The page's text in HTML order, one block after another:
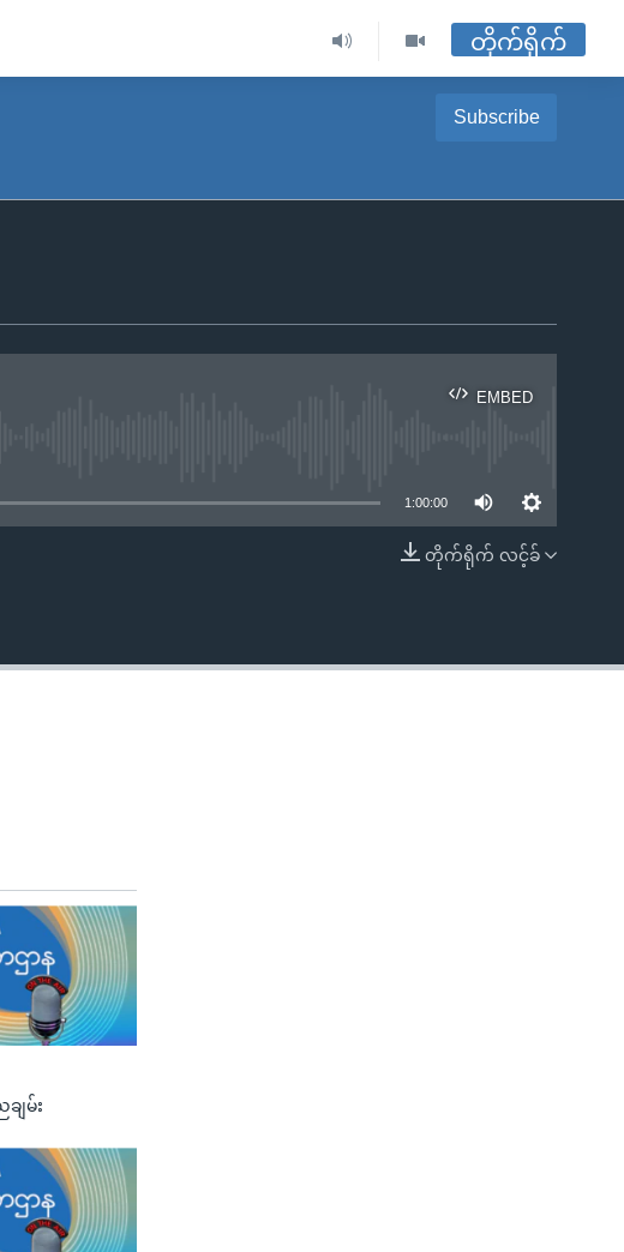
တိုက်ရိုက်
Subscribe
EMBED
EMBED
1:00:00
တိုက်ရိုက် လင့်ခ်
ျမ်း